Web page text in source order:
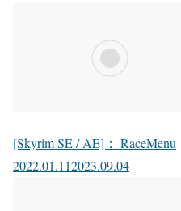
[Skyrim SE / AE]： RaceMenu
2022.01.112023.09.04